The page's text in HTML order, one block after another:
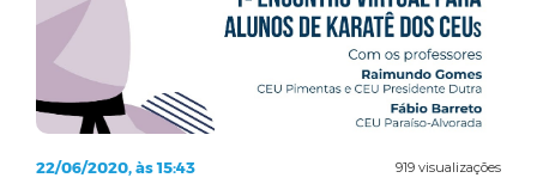
919 visualizações
22/06/2020, às 15:43